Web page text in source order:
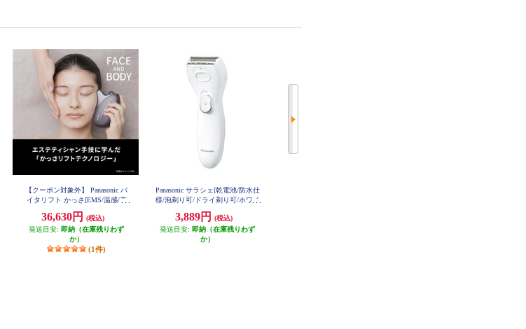
【クーポン対象外】 Panasonic バ
イタリフト かっさ[EMS/温感/充
36,630円
(税込)
発送目安: 即納（在庫残りわず
か）
(1件)
Panasonic サラシェ[乾電池/防水仕
様/泡剃り可/ドライ剃り可/ホワイ
3,889円
(税込)
発送目安: 即納（在庫残りわず
か）